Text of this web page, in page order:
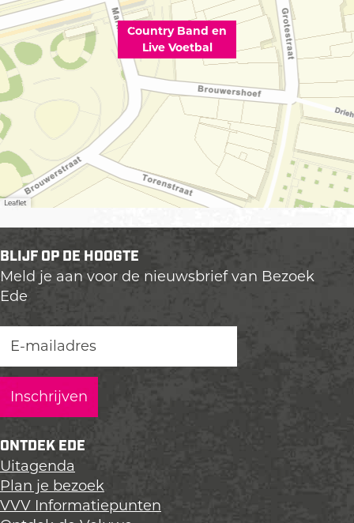
Country Band en
Live Voetbal
Leaflet
BLIJF OP DE HOOGTE
Meld je aan voor de nieuwsbrief van Bezoek
Ede
ONTDEK EDE
Uitagenda
Plan je bezoek
VVV Informatiepunten